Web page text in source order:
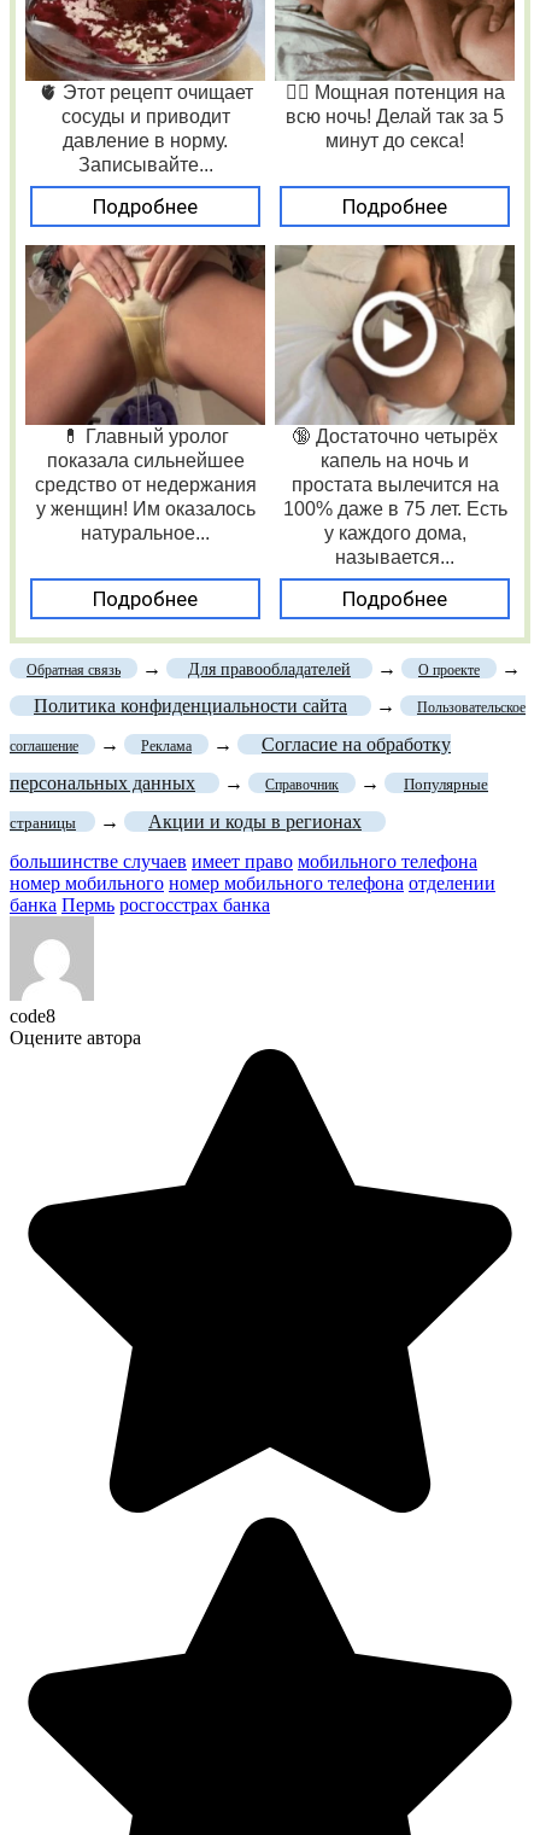
🫀 Этот рецепт очищает
сосуды и приводит
давление в норму.
Записывайте...
Подробнее
❤️‍🔥 Мощная потенция на
всю ночь! Делай так за 5
минут до секса!
Подробнее
💊 Главный уролог
показала сильнейшее
средство от недержания
у женщин! Им оказалось
натуральное...
Подробнее
🔞 Достаточно четырёх
капель на ночь и
простата вылечится на
100% даже в 75 лет. Есть
у каждого дома,
называется...
Подробнее
Обратная связь → Для правообладателей → О проекте
→
Политика конфиденциальности сайта
→ Пользовательское
соглашение → Реклама →
Согласие на обработку
персональных данных
→ Справочник → Популярные
страницы →
Акции и коды в регионах
большинстве случаев имеет право мобильного телефона
номер мобильного номер мобильного телефона отделении
банка Пермь росгосстрах банка
code8
Оцените автора